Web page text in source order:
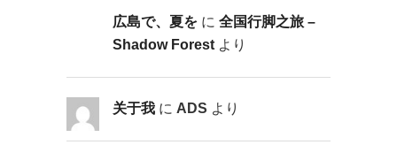
広島で、夏をに 全国行脚之旅 –
Shadow Forestより
关于我に ADS より